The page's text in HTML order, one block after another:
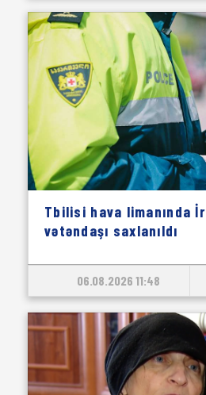
Tbilisi hava limanında
vətəndaşı saxlanıldı
06.08.2026 11:48